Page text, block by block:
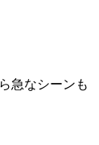
急なシーンも